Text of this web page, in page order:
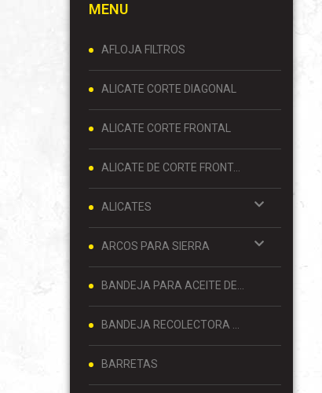
MENU
AFLOJA FILTROS
ALICATE CORTE DIAGONAL
ALICATE CORTE FRONTAL
ALICATE DE CORTE FRONTAL 8 PULGADAS
ALICATES
ARCOS PARA SIERRA
BARRETAS